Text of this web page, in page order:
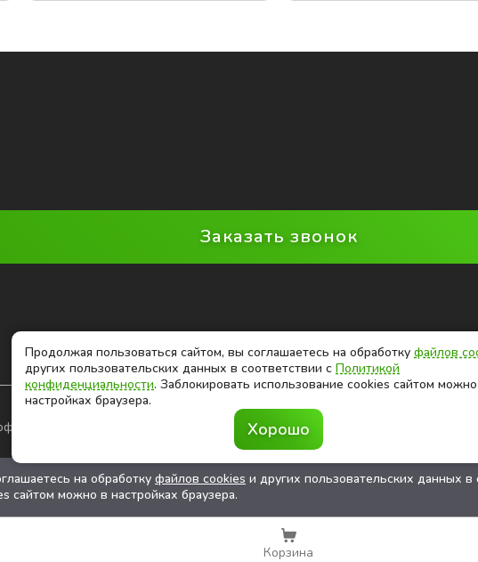
Заказать звонок
на обработку файлов cookies и других пользовательских данных в
сайтом можно в настройках браузера.
Корзина
Продолжая пользоваться сайтом, вы соглашаетесь на обработку файлов
других пользовательских данных в соответствии с Политикой
конфиденциальности. Заблокировать использование cookies сайтом
настройках браузера.
Хорошо